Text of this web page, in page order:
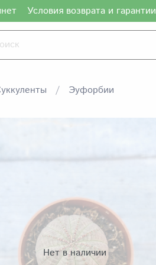
Условия возврата и гарантии
Эуфорбии
Нет в наличии